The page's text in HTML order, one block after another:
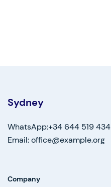
Sydney
WhatsApp:+34 644 519 434
Email: office@example.org
Company